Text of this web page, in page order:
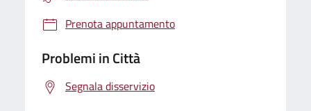
Prenota appuntamento
Problemi in Città
Segnala disservizio